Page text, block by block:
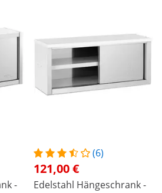
-
(6)
121,00 €
Edelstahl Hängeschrank -